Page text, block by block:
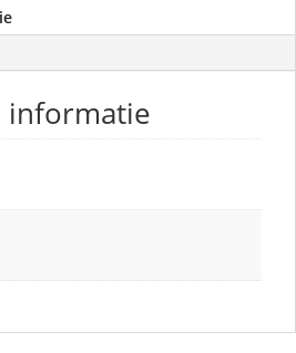
informatie